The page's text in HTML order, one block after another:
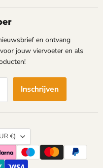
en ontvang
jouw viervoeter en als
Inschrijven
(EUR €)